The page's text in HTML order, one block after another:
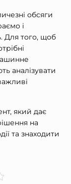
обсяги
і
Для того, щоб
аналізувати
який дає
на
та знаходити